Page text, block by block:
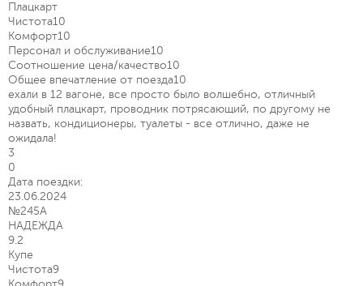
Плацкарт
Чистота10
Комфорт10
Персонал и обслуживание10
Соотношение цена/качество10
Общее впечатление от поезда10
ехали в 12 вагоне, все просто было волшебно, отличный
удобный плацкарт, проводник потрясающий, по другому не
назвать, кондиционеры, туалеты - все отлично, даже не
ожидала!
3
0
Дата поездки:
23.06.2024
№245А
НАДЕЖДА
9.2
Купе
Чистота9